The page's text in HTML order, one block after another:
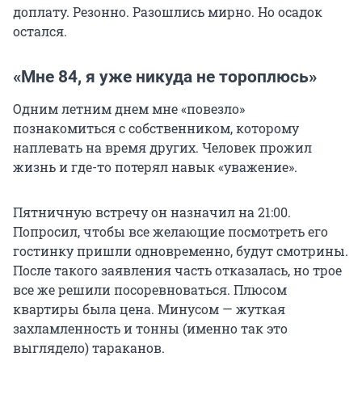
доплату. Резонно. Разошлись мирно. Но осадок
остался.
«Мне 84, я уже никуда не тороплюсь»
Одним летним днем мне «повезло»
познакомиться с собственником, которому
наплевать на время других. Человек прожил
жизнь и где-то потерял навык «уважение».
Пятничную встречу он назначил на 21:00.
Попросил, чтобы все желающие посмотреть его
гостинку пришли одновременно, будут смотрины.
После такого заявления часть отказалась, но трое
все же решили посоревноваться. Плюсом
квартиры была цена. Минусом — жуткая
захламленность и тонны (именно так это
выглядело) тараканов.